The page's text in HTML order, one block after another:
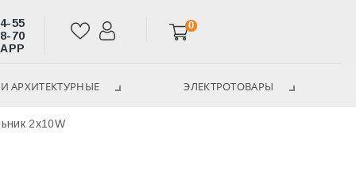
55
70
0
АРХИТЕКТУРНЫЕ ЭЛЕКТРОТОВАРЫ
2х10W